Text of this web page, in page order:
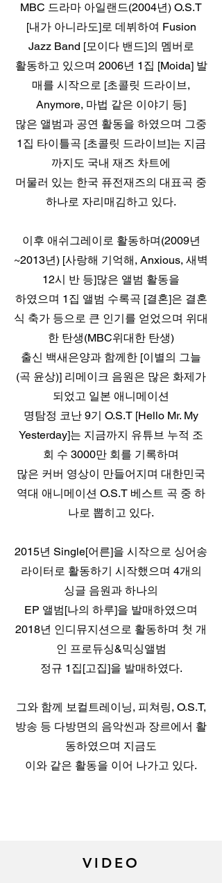
MBC 드라마 아일랜드(2004년) O.S.T
[내가 아니라도]로 데뷔하여 Fusion
Jazz Band [모이다 밴드]의 멤버로
활동하고 있으며 2006년 1집 [Moida] 발
매를 시작으로 [초콜릿 드라이브,
Anymore, 마법 같은 이야기 등]
많은 앨범과 공연 활동을 하였으며 그중
1집 타이틀곡 [초콜릿 드라이브]는 지금
까지도 국내 재즈 차트에
머물러 있는 한국 퓨전재즈의 대표곡 중
하나로 자리매김하고 있다.
이후 애쉬그레이로 활동하며(2009년
~2013년) [사랑해 기억해, Anxious, 새벽
12시 반 등]많은 앨범 활동을
하였으며 1집 앨범 수록곡 [결혼]은 결혼
식 축가 등으로 큰 인기를 얻었으며 위대
한 탄생(MBC위대한 탄생)
출신 백새은양과 함께한 [이별의 그늘
(곡 윤상)] 리메이크 음원은 많은 화제가
되었고 일본 애니메이션
명탐정 코난 9기 O.S.T [Hello Mr. My
Yesterday]는 지금까지 유튜브 누적 조
회 수 3000만 회를 기록하며
많은 커버 영상이 만들어지며 대한민국
역대 애니메이션 O.S.T 베스트 곡 중 하
나로 뽑히고 있다.
2015년 Single[어른]을 시작으로 싱어송
라이터로 활동하기 시작했으며 4개의
싱글 음원과 하나의
EP 앨범[나의 하루]을 발매하였으며
2018년 인디뮤지션으로 활동하며 첫 개
인 프로듀싱&믹싱앨범
정규 1집[고집]을 발매하였다.
그와 함께 보컬트레이닝, 피쳐링, O.S.T,
방송 등 다방면의 음악씬과 장르에서 활
동하였으며 지금도
이와 같은 활동을 이어 나가고 있다.
VIDEO